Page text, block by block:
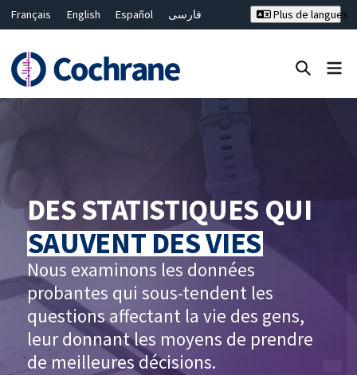
Français English Español
فارسی
Bahasa Malaysia
ไทย
繁體中文
简体中文
Plus de langues
Fermer la recherche ✖
DES STATISTIQUES QUI
SAUVENT DES VIES
Nous examinons les données
probantes qui sous-tendent les
questions affectant la vie des gens,
leur donnant les moyens de prendre
de meilleures décisions.